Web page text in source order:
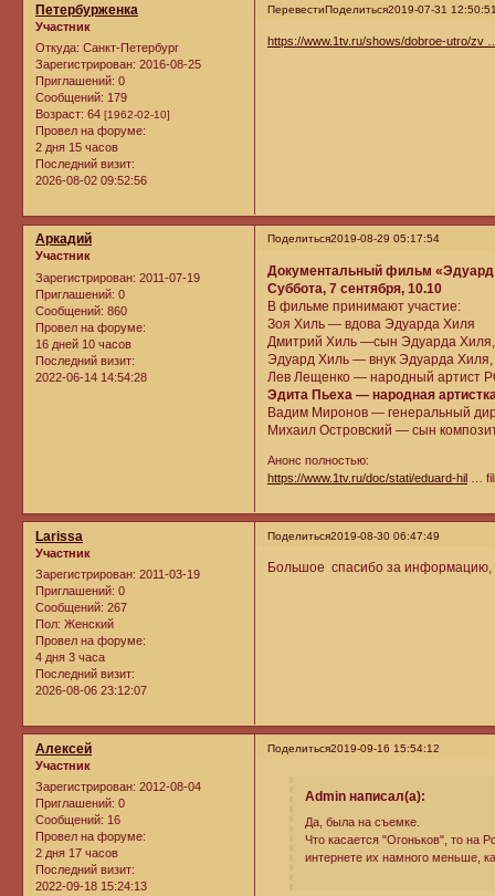
ПеревестиПоделиться2019-07-31
Петербурженка
Участник
Откуда: Санкт-Петербург
Зарегистрирован: 2016-08-25
Приглашений: 0
Сообщений: 179
Возраст: 64 [1962-02-10]
Провел на форуме:
2 дня 15 часов
Последний визит:
2026-08-02 09:52:56
https://www.1tv.ru/shows/dobroe-utro/zv
Поделиться2019-08-29 05:17:54
Аркадий
Участник
Зарегистрирован: 2011-07-19
Приглашений: 0
Сообщений: 860
Провел на форуме:
16 дней 10 часов
Последний визит:
2022-06-14 14:54:28
Документальный фильм «Эдуард
Суббота, 7 сентября, 10.10
В фильме принимают участие:
Зоя Хиль — вдова Эдуарда Хиля
Дмитрий Хиль —сын Эдуарда Хиля,
Эдуард Хиль — внук Эдуарда Хиля,
Лев Лещенко — народный артист
Эдита Пьеха — народная
Вадим Миронов — генеральный
Михаил Островский — сын
Анонс полностью:
https://www.1tv.ru/doc/stati/eduard-hil …
Поделиться2019-08-30 06:47:49
Larissa
Участник
Зарегистрирован: 2011-03-19
Приглашений: 0
Сообщений: 267
Пол: Женский
Провел на форуме:
4 дня 3 часа
Последний визит:
2026-08-06 23:12:07
Большое спасибо за информацию,
Поделиться2019-09-16 15:54:12
Алексей
Участник
Зарегистрирован: 2012-08-04
Приглашений: 0
Сообщений: 16
Провел на форуме:
2 дня 17 часов
Последний визит:
2022-09-18 15:24:13
Admin написал(а):
Да, была на съемке.
Что касается "Огоньков", то на
интернете их намного меньше,